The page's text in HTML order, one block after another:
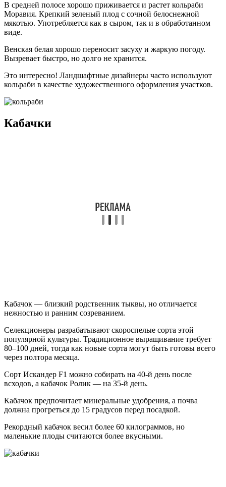
В средней полосе хорошо приживается и растет кольраби
Моравия. Крепкий зеленый плод с сочной белоснежной
мякотью. Употребляется как в сыром, так и в обработанном
виде.
Венская белая хорошо переносит засуху и жаркую погоду.
Вызревает быстро, но долго не хранится.
Это интересно! Ландшафтные дизайнеры часто используют
кольраби в качестве художественного оформления участков.
Кабачки
Кабачок — близкий родственник тыквы, но отличается
нежностью и ранним созреванием.
Селекционеры разрабатывают скороспелые сорта этой
популярной культуры. Традиционное выращивание требует
80–100 дней, тогда как новые сорта могут быть готовы всего
через полтора месяца.
Сорт Искандер F1 можно собирать на 40-й день после
всходов, а кабачок Ролик — на 35-й день.
Кабачок предпочитает минеральные удобрения, а почва
должна прогреться до 15 градусов перед посадкой.
Рекордный кабачок весил более 60 килограммов, но
маленькие плоды считаются более вкусными.